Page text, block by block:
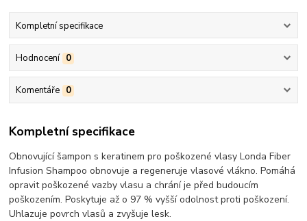
Kompletní specifikace
Hodnocení 0
Komentáře 0
Kompletní specifikace
Obnovující šampon s keratinem pro poškozené vlasy Londa Fiber
Infusion Shampoo obnovuje a regeneruje vlasové vlákno. Pomáhá
opravit poškozené vazby vlasu a chrání je před budoucím
poškozením. Poskytuje až o 97 % vyšší odolnost proti poškození.
Uhlazuje povrch vlasů a zvyšuje lesk.